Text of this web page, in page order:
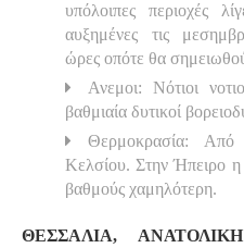
υπόλοιπες περιοχές
αυξημένες τις
ώρες οπότε θα
Ανεμοι: Νότιοι
βαθμιαία δυτικοί
Θερμοκρασία:
Κελσίου. Στην Ήπειρο η
βαθμούς χαμηλότερη.
ΘΕΣΣΑΛΙΑ,